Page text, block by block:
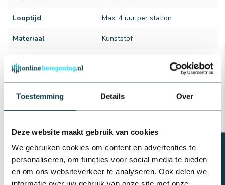
Toestemming Details Over
Deze website maakt gebruik van cookies
We gebruiken cookies om content en advertenties te
personaliseren, om functies voor social media te bieden
en om ons websiteverkeer te analyseren. Ook delen we
Looptijd Max. 4 uur per station
Materiaal Kunststof
Reviews
Gerelateerde producten
RainBird Rainbird
beregeningsinstallatie
compleet inclusief
beregeningscomputer ESP-
TM2 | 4 zones €539,25